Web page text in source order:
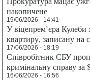
накопичене
19/06/2026 - 14:41
У віцепрем’єра Кулеби
квартиру, записану на
17/06/2026 - 18:19
Співробітник СБУ
кримінальну справу за
16/06/2026 - 16:56